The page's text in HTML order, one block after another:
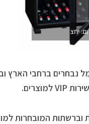
יחצ
נבחרים ברחבי הארץ
המובחרות